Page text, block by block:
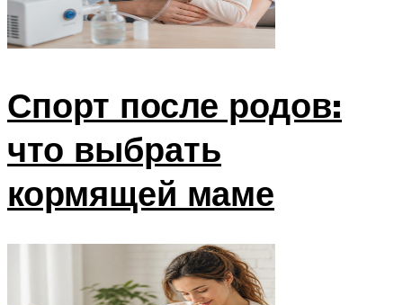
Спорт после родов:
что выбрать
кормящей маме